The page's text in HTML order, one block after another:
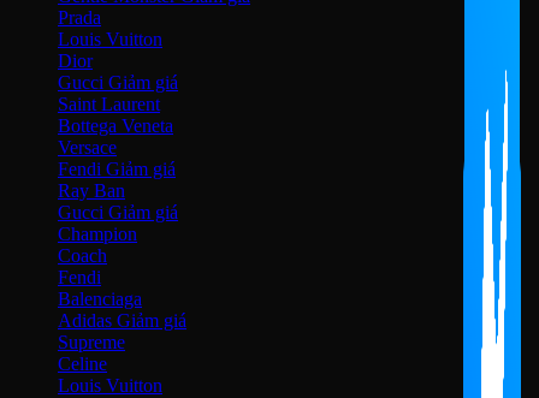
Prada
Louis Vuitton
Dior
Gucci
Saint Laurent
Bottega Veneta
Versace
Fendi
Ray Ban
Gucci
Champion
Coach
Fendi
Balenciaga
Adidas
Supreme
Celine
Louis Vuitton